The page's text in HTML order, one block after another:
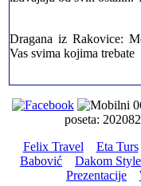
Dragana iz Rakovice:
Vas svima kojima trebate
Petar sa Savskog
prebacim stvari u drugi.
šta bi radio sada da ne
Dragan iz Stari Grad:
profesionalnost u našoj
poseta:
Felix Travel
Eta Turs
Babović
Dakom Style
Prezentacije